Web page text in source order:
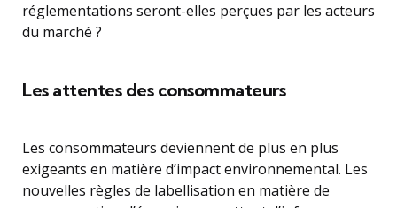
réglementations seront-elles perçues par les acteurs
du marché ?
Les attentes des consommateurs
Les consommateurs deviennent de plus en plus
exigeants en matière d’impact environnemental. Les
nouvelles règles de labellisation en matière de